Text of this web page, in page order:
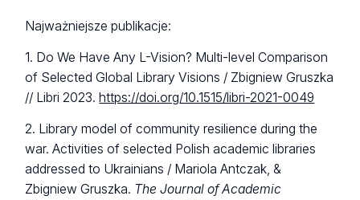
Najważniejsze publikacje:
1. Do We Have Any L-Vision? Multi-level Comparison
of Selected Global Library Visions / Zbigniew Gruszka
// Libri 2023.https://doi.org/10.1515/libri-2021-0049
2. Library model of community resilience during the
war. Activities of selected Polish academic libraries
addressed to Ukrainians / Mariola Antczak, &
Zbigniew Gruszka. The Journal of Academic